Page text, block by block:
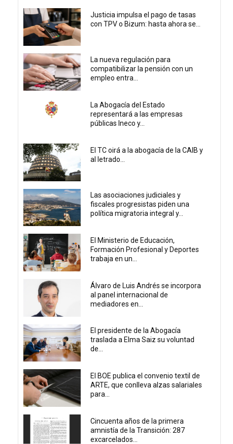
Justicia impulsa el pago de tasas
con TPV o Bizum: hasta ahora se...
La nueva regulación para
compatibilizar la pensión con un
empleo entra...
La Abogacía del Estado
representará a las empresas
públicas Ineco y...
El TC oirá a la abogacía de la CAIB y
al letrado...
Las asociaciones judiciales y
fiscales progresistas piden una
política migratoria integral y...
El Ministerio de Educación,
Formación Profesional y Deportes
trabaja en un...
Álvaro de Luis Andrés se incorpora
al panel internacional de
mediadores en...
El presidente de la Abogacía
traslada a Elma Saiz su voluntad
de...
El BOE publica el convenio textil de
ARTE, que conlleva alzas salariales
para...
Cincuenta años de la primera
amnistía de la Transición: 287
excarcelados...